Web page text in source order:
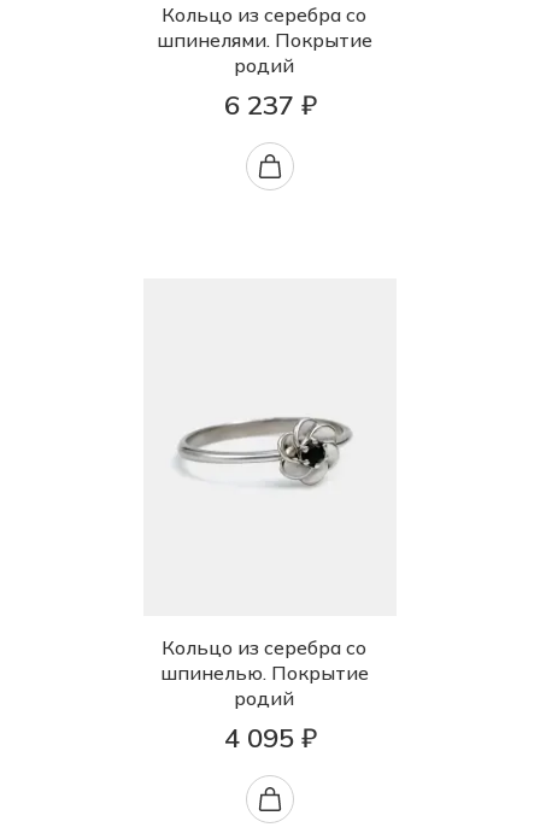
Кольцо из серебра со
шпинелями. Покрытие
родий
6 237 ₽
Кольцо из серебра со
шпинелью. Покрытие
родий
4 095 ₽